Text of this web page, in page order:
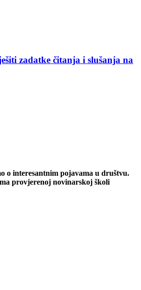
zadatke čitanja i slušanja na
o interesantnim pojavama u društvu.
provjerenoj novinarskoj školi